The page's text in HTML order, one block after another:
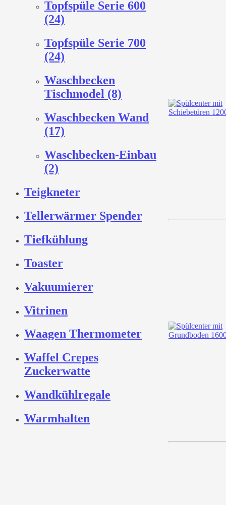
Topfspüle Serie 600
(24)
Topfspüle Serie 700
(24)
Waschbecken
Tischmodel (8)
Waschbecken Wand
(17)
Waschbecken-Einbau
(2)
Teigkneter
Tellerwärmer Spender
Tiefkühlung
Toaster
Vakuumierer
Vitrinen
Waagen Thermometer
Waffel Crepes
Zuckerwatte
Wandkühlregale
Warmhalten